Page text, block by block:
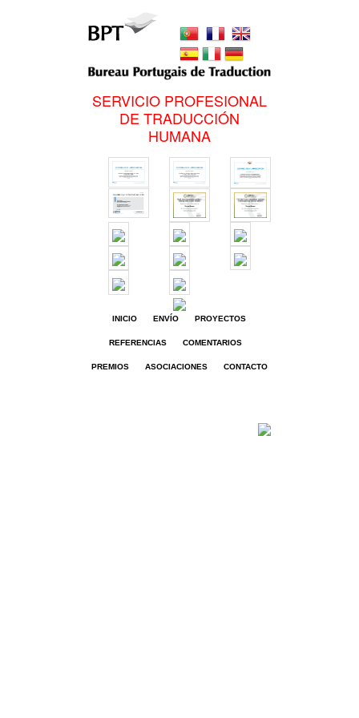
SERVICIO PROFESIONAL
DE TRADUCCIÓN
HUMANA
INICIO ENVÍO PROYECTOS
REFERENCIAS COMENTARIOS
PREMIOS ASOCIACIONES CONTACTO